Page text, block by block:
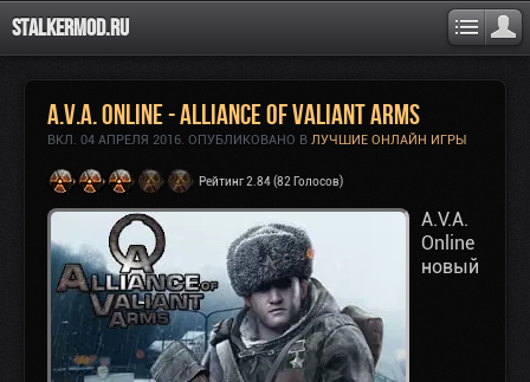
Stalkermod.ru
A.V.A. Online - Alliance of Valiant Arms
ВКЛ. 04 АПРЕЛЯ 2016. ОПУБЛИКОВАНО В ЛУЧШИЕ ОНЛАЙН ИГРЫ
Рейтинг 2.84 (82 Голосов)
A.V.A.
Online
новый